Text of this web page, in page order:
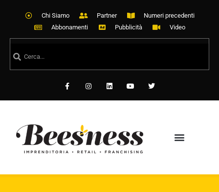
Chi Siamo Partner
Numeri precedenti
Abbonamenti
Pubblicità Video